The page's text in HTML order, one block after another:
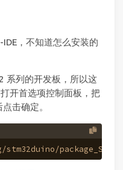
，不知道怎么安装的
系列的开发板，所以这
开首选项控制面板，把
击确定。